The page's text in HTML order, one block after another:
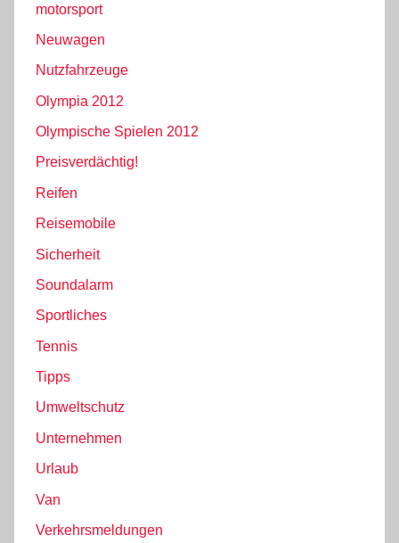
motorsport
Neuwagen
Nutzfahrzeuge
Olympia 2012
Olympische Spielen 2012
Preisverdächtig!
Reifen
Reisemobile
Sicherheit
Soundalarm
Sportliches
Tennis
Tipps
Umweltschutz
Unternehmen
Urlaub
Van
Verkehrsmeldungen